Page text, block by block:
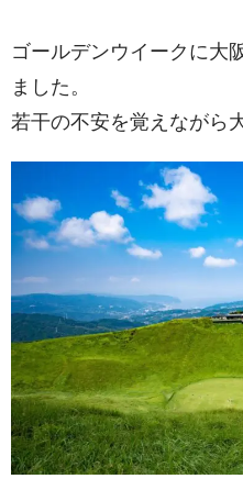
ゴールデンウイークに大
ました。
若干の不安を覚えながら